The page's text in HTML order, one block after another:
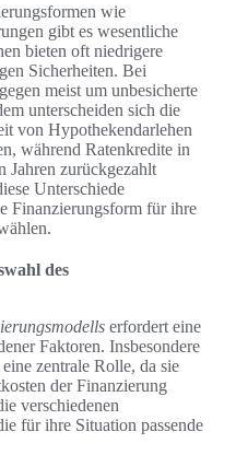
wie
gibt es wesentliche
bieten oft niedrigere
Sicherheiten. Bei
meist um unbesicherte
unterscheiden sich die
von Hypothekendarlehen
während Ratenkredite in
Jahren zurückgezahlt
Unterschiede
Finanzierungsform für ihre
des
erfordert eine
Faktoren. Insbesondere
eine zentrale Rolle, da sie
der Finanzierung
verschiedenen
für ihre Situation passende